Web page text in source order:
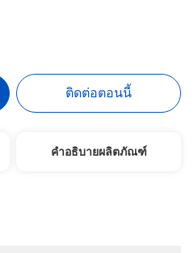
ติดต่อตอนนี้
คำอธิบายผลิตภัณฑ์